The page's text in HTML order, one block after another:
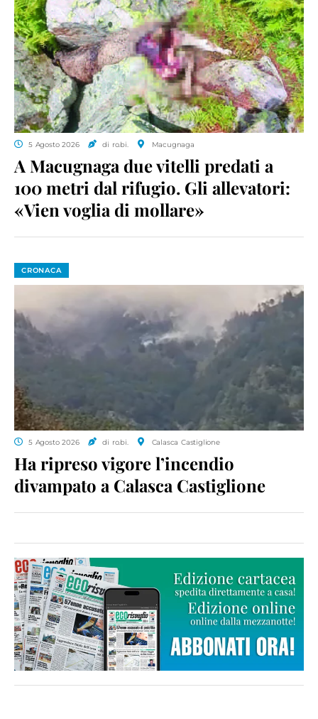
5 Agosto 2026 di ro.bi. Macugnaga
A Macugnaga due vitelli predati a
100 metri dal rifugio. Gli allevatori:
«Vien voglia di mollare»
CRONACA
5 Agosto 2026 di ro.bi. Calasca Castiglione
Ha ripreso vigore l’incendio
divampato a Calasca Castiglione